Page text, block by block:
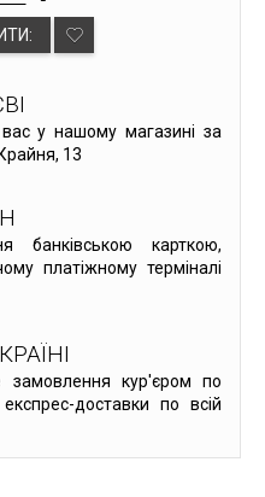
у нашому магазині за
13
банківською карткою,
платіжному терміналі
кур'єром по
доставки по всій